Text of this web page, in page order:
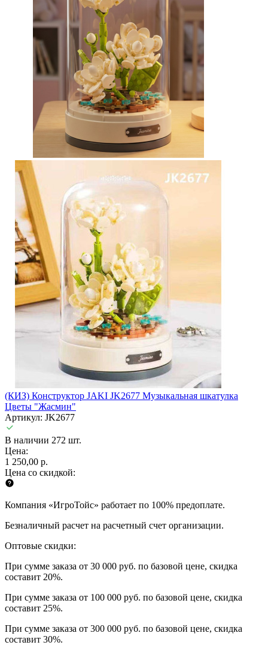
(КИЗ) Конструктор JAKI JK2677 Музыкальная шкатулка
Цветы "Жасмин"
Артикул: JK2677
В наличии 272 шт.
Цена:
1 250,00 р.
Цена со скидкой:
Компания «ИгроТойс» работает по 100% предоплате.
Безналичный расчет на расчетный счет организации.
Оптовые скидки:
При сумме заказа от 30 000 руб. по базовой цене, скидка
составит 20%.
При сумме заказа от 100 000 руб. по базовой цене, скидка
составит 25%.
При сумме заказа от 300 000 руб. по базовой цене, скидка
составит 30%.